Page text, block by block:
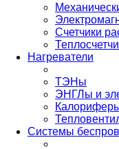
Счетчики
Нагреватели
ТЭНы
ЭНГЛы и
Системы